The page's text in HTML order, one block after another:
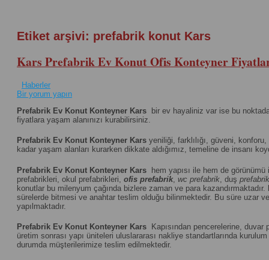
Etiket arşivi: prefabrik konut Kars
Kars Prefabrik Ev Konut Ofis Konteyner
Haberler
Bir yorum yapın
Prefabrik Ev Konut Konteyner Kars bir ev hayaliniz var ise bu
fiyatlara yaşam alanınızı kurabilirsiniz.
Prefabrik Ev Konut Konteyner Kars yeniliği, farklılığı, güveni,
kadar yaşam alanları kurarken dikkate aldığımız, temeline de insanı
Prefabrik Ev Konut Konteyner Kars hem yapısı ile hem de
prefabrikleri, okul prefabrikleri, ofis prefabrik, wc prefabrik , duş prefabrik
konutlar bu milenyum çağında bizlere zaman ve para kazandırmaktadır.
sürelerde bitmesi ve anahtar teslim olduğu bilinmektedir. Bu süre uzar
yapılmaktadır.
Prefabrik Ev Konut Konteyner Kars Kapısından pencerelerine,
üretim sonrası yapı üniteleri uluslararası nakliye standartlarında
durumda müşterilerimize teslim edilmektedir.